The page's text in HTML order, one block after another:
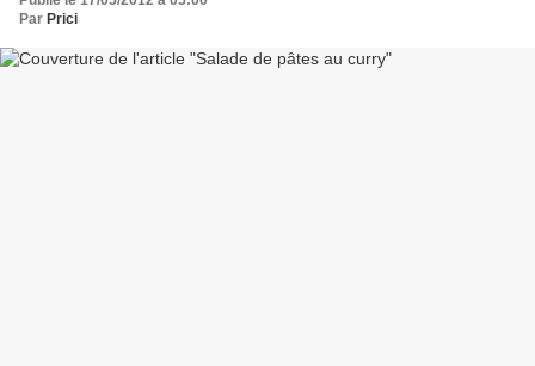
Par Prici